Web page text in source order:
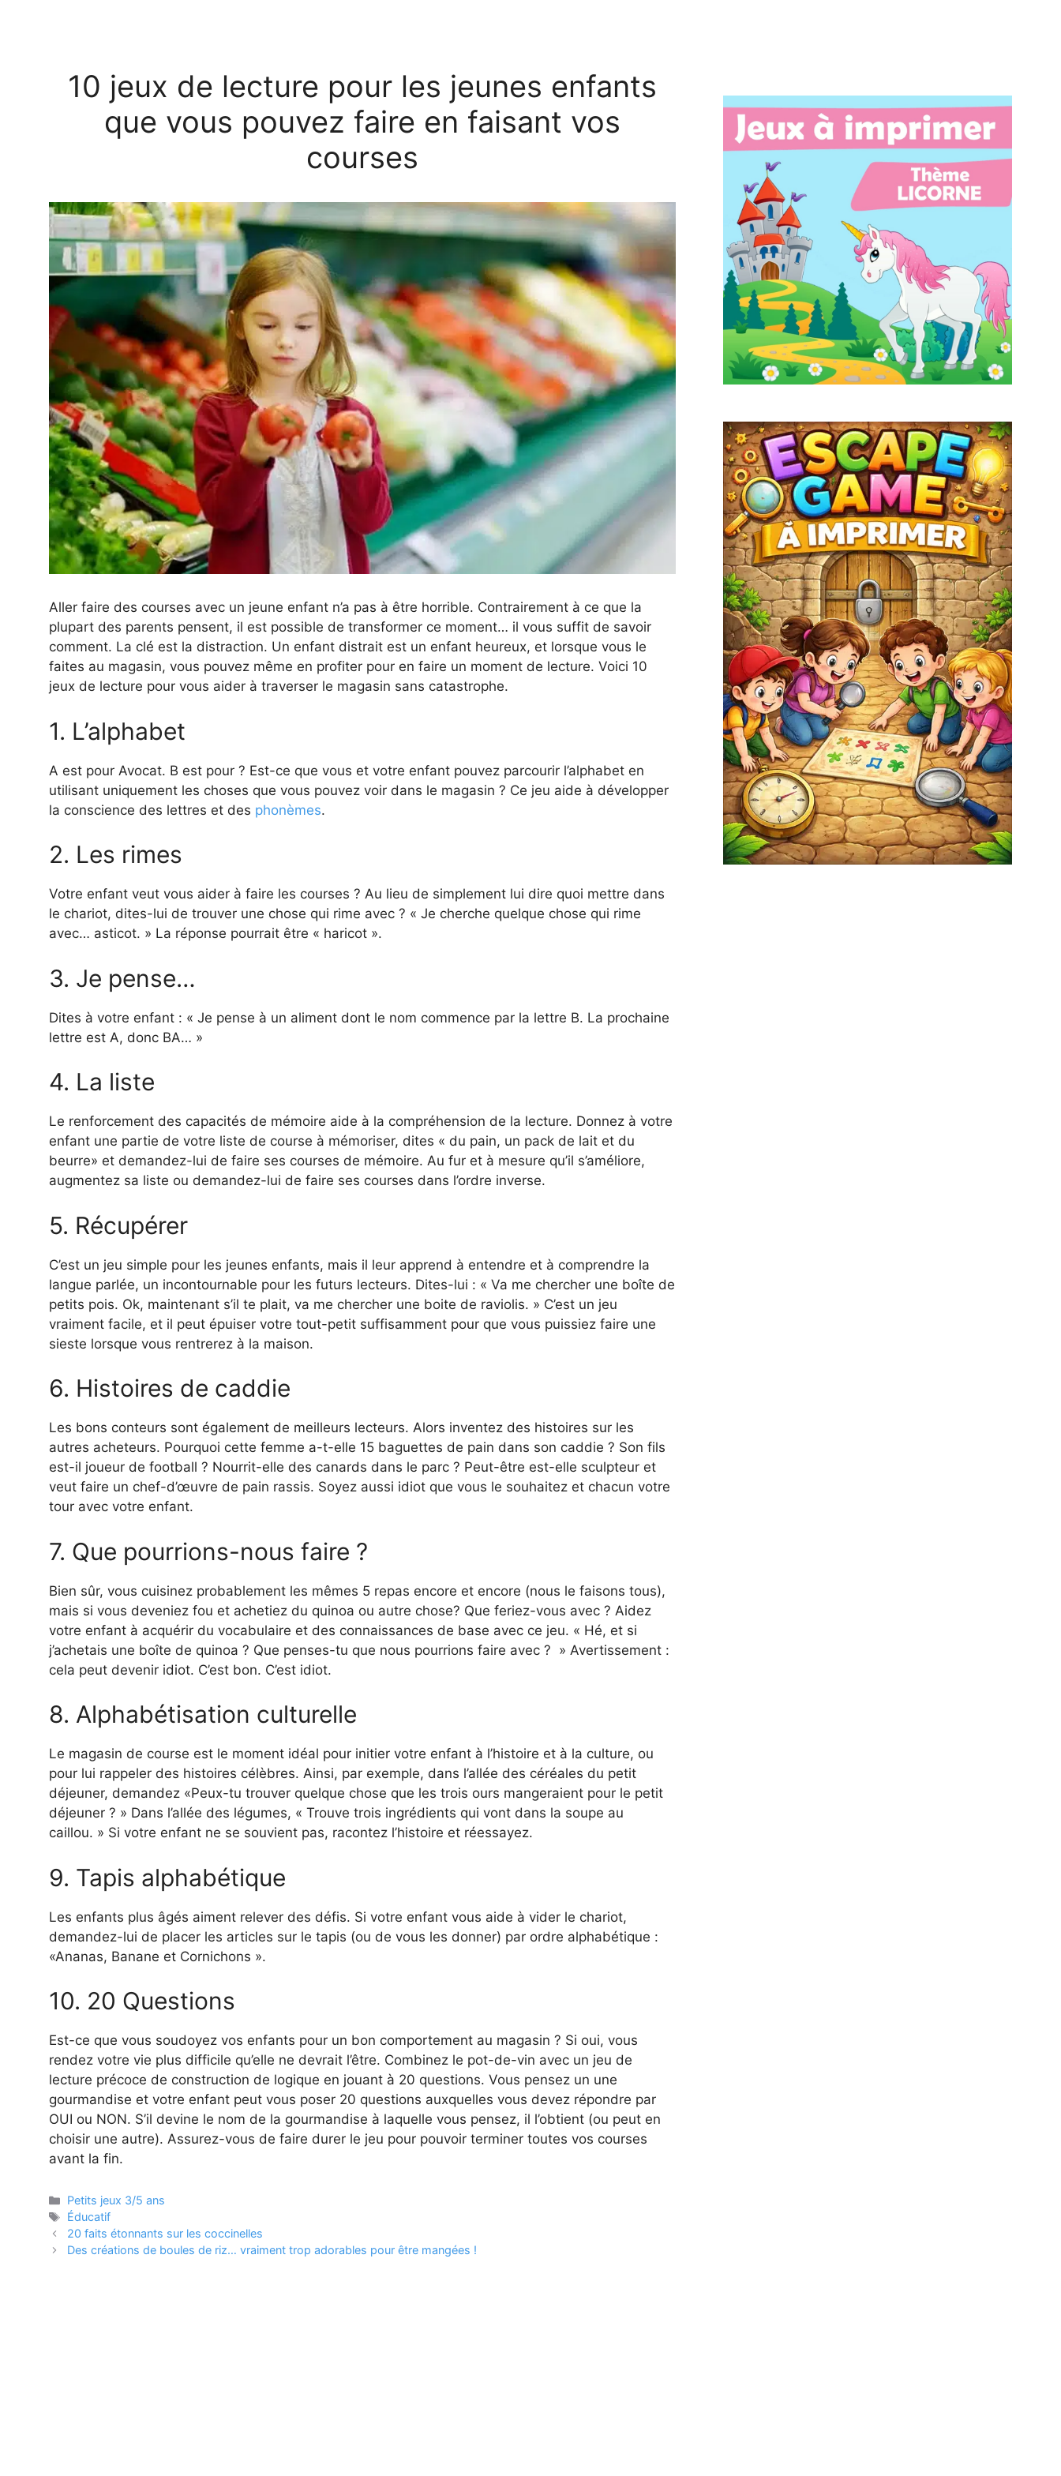
10 jeux de lecture pour les jeunes enfants
que vous pouvez faire en faisant vos
courses
Aller faire des courses avec un jeune enfant n’a pas à être horrible. Contrairement à ce que la
plupart des parents pensent, il est possible de transformer ce moment… il vous suffit de savoir
comment. La clé est la distraction. Un enfant distrait est un enfant heureux, et lorsque vous le
faites au magasin, vous pouvez même en profiter pour en faire un moment de lecture. Voici 10
jeux de lecture pour vous aider à traverser le magasin sans catastrophe.
1. L’alphabet
A est pour Avocat. B est pour ? Est-ce que vous et votre enfant pouvez parcourir l’alphabet en
utilisant uniquement les choses que vous pouvez voir dans le magasin ? Ce jeu aide à développer
la conscience des lettres et des phonèmes.
2. Les rimes
Votre enfant veut vous aider à faire les courses ? Au lieu de simplement lui dire quoi mettre dans
le chariot, dites-lui de trouver une chose qui rime avec ? « Je cherche quelque chose qui rime
avec… asticot. » La réponse pourrait être « haricot ».
3. Je pense…
Dites à votre enfant : « Je pense à un aliment dont le nom commence par la lettre B. La prochaine
lettre est A, donc BA… »
4. La liste
Le renforcement des capacités de mémoire aide à la compréhension de la lecture. Donnez à votre
enfant une partie de votre liste de course à mémoriser, dites « du pain, un pack de lait et du
beurre» et demandez-lui de faire ses courses de mémoire. Au fur et à mesure qu’il s’améliore,
augmentez sa liste ou demandez-lui de faire ses courses dans l’ordre inverse.
5. Récupérer
C’est un jeu simple pour les jeunes enfants, mais il leur apprend à entendre et à comprendre la
langue parlée, un incontournable pour les futurs lecteurs. Dites-lui : « Va me chercher une boîte de
petits pois. Ok, maintenant s’il te plait, va me chercher une boite de raviolis. » C’est un jeu
vraiment facile, et il peut épuiser votre tout-petit suffisamment pour que vous puissiez faire une
sieste lorsque vous rentrerez à la maison.
6. Histoires de caddie
Les bons conteurs sont également de meilleurs lecteurs. Alors inventez des histoires sur les
autres acheteurs. Pourquoi cette femme a-t-elle 15 baguettes de pain dans son caddie ? Son fils
est-il joueur de football ? Nourrit-elle des canards dans le parc ? Peut-être est-elle sculpteur et
veut faire un chef-d’œuvre de pain rassis. Soyez aussi idiot que vous le souhaitez et chacun votre
tour avec votre enfant.
7. Que pourrions-nous faire ?
Bien sûr, vous cuisinez probablement les mêmes 5 repas encore et encore (nous le faisons tous),
mais si vous deveniez fou et achetiez du quinoa ou autre chose? Que feriez-vous avec ? Aidez
votre enfant à acquérir du vocabulaire et des connaissances de base avec ce jeu. « Hé, et si
j’achetais une boîte de quinoa ? Que penses-tu que nous pourrions faire avec ? » Avertissement :
cela peut devenir idiot. C’est bon. C’est idiot.
8. Alphabétisation culturelle
Le magasin de course est le moment idéal pour initier votre enfant à l’histoire et à la culture, ou
pour lui rappeler des histoires célèbres. Ainsi, par exemple, dans l’allée des céréales du petit
déjeuner, demandez «Peux-tu trouver quelque chose que les trois ours mangeraient pour le petit
déjeuner ? » Dans l’allée des légumes, « Trouve trois ingrédients qui vont dans la soupe au
caillou. » Si votre enfant ne se souvient pas, racontez l’histoire et réessayez.
9. Tapis alphabétique
Les enfants plus âgés aiment relever des défis. Si votre enfant vous aide à vider le chariot,
demandez-lui de placer les articles sur le tapis (ou de vous les donner) par ordre alphabétique :
«Ananas, Banane et Cornichons ».
10. 20 Questions
Est-ce que vous soudoyez vos enfants pour un bon comportement au magasin ? Si oui, vous
rendez votre vie plus difficile qu’elle ne devrait l’être. Combinez le pot-de-vin avec un jeu de
lecture précoce de construction de logique en jouant à 20 questions. Vous pensez un une
gourmandise et votre enfant peut vous poser 20 questions auxquelles vous devez répondre par
OUI ou NON. S’il devine le nom de la gourmandise à laquelle vous pensez, il l’obtient (ou peut en
choisir une autre). Assurez-vous de faire durer le jeu pour pouvoir terminer toutes vos courses
avant la fin.
Catégories
Petits jeux 3/5 ans
Étiquettes
Éducatif
20 faits étonnants sur les coccinelles
Des créations de boules de riz… vraiment trop adorables pour être mangées !